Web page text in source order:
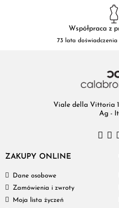
Współpraca z
73 lata
Viale della Vittoria
Ag -
ZAKUPY ONLINE
Dane osobowe
Zamówienia i zwroty
Moja lista życzeń